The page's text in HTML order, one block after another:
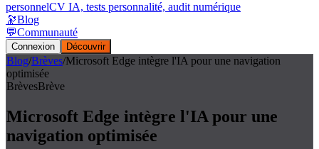
personnelCV IA, tests personnalité, audit numérique
🔭Blog
💬Communauté
Connexion Découvrir
Blog/Brèves/Microsoft Edge intègre l'IA pour une navigation
optimisée
BrèvesBrève
Microsoft Edge intègre l'IA pour une
navigation optimisée